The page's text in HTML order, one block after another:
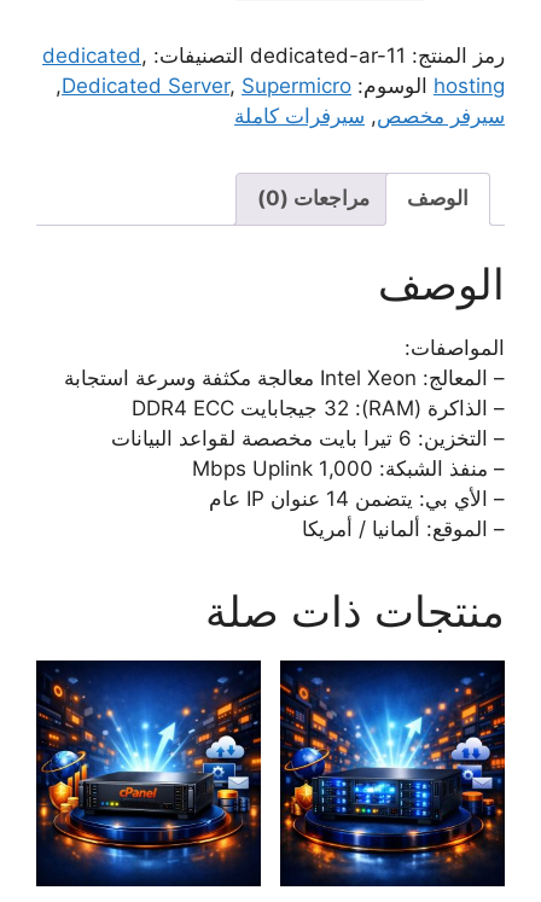
Supermicro
Intel
Xeon
رمز المنتج: dedicated-ar-11 التصنيفات: dedicated,
hosting الوسوم: Dedicated Server, Supermicro
,
سيرفر مخصص, سيرفرات كاملة
الوصف مراجعات (0)
الوصف
المواصفات:
– المعالج: Intel Xeon معالجة مكثفة وسرعة استجابة
– الذاكرة (RAM): 32 جيجابايت DDR4 ECC
– التخزين: 6 تيرا بايت مخصصة لقواعد البيانات
– منفذ الشبكة: 1,000 Mbps Uplink
– الأي بي: يتضمن 14 عنوان IP عام
– الموقع: ألمانيا / أمريكا
منتجات ذات صلة